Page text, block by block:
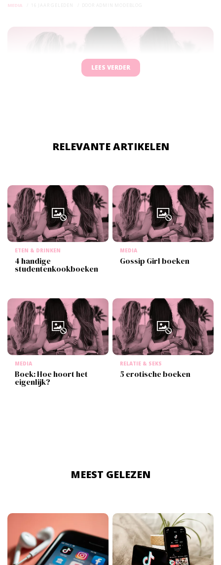
MEDIA
LEES VERDER
RELEVANTE ARTIKELEN
ETEN & DRINKEN
4 handige
studentenkookboeken
MEDIA
Gossip Girl boeken
MEDIA
Boek: Hoe hoort het
eigenlijk?
RELATIE & SEKS
5 erotische boeken
MEEST GELEZEN